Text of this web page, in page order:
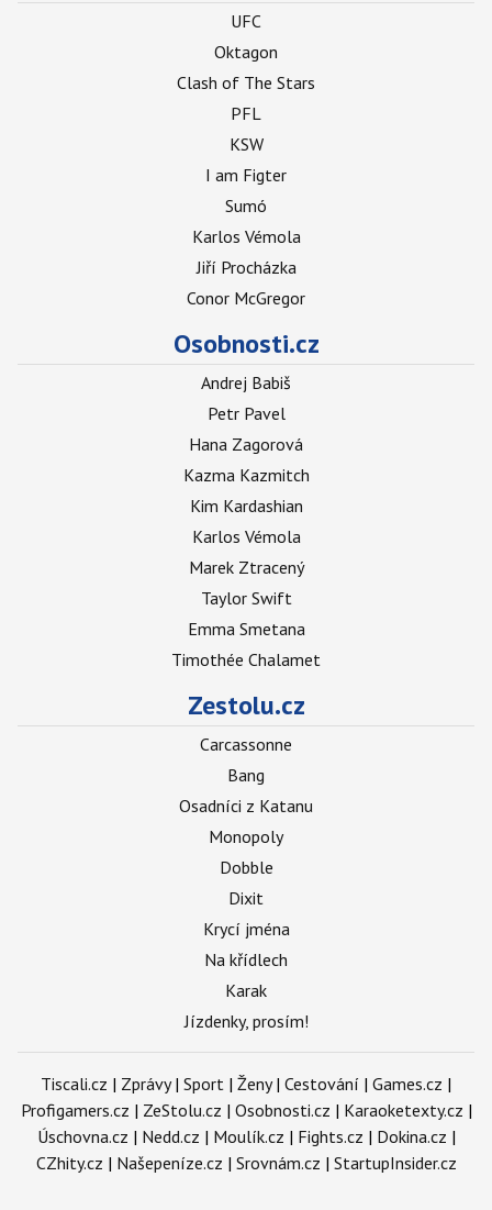
UFC
Oktagon
Clash of The Stars
PFL
KSW
I am Figter
Sumó
Karlos Vémola
Jiří Procházka
Conor McGregor
Osobnosti.cz
Andrej Babiš
Petr Pavel
Hana Zagorová
Kazma Kazmitch
Kim Kardashian
Karlos Vémola
Marek Ztracený
Taylor Swift
Emma Smetana
Timothée Chalamet
Zestolu.cz
Carcassonne
Bang
Osadníci z Katanu
Monopoly
Dobble
Dixit
Krycí jména
Na křídlech
Karak
Jízdenky, prosím!
Tiscali.cz | Zprávy| Sport | Ženy| Cestování | Games.cz |
Profigamers.cz | ZeStolu.cz | Osobnosti.cz | Karaoketexty.cz |
Úschovna.cz | Nedd.cz | Moulík.cz | Fights.cz | Dokina.cz |
CZhity.cz | Našepeníze.cz | Srovnám.cz | StartupInsider.cz